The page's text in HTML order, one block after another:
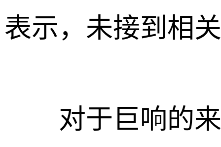
表示，未接到相
对于巨响的来